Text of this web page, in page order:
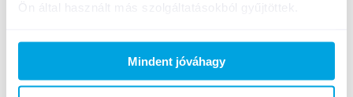
Mindent jóváhagy
Értesíts, ha olcsóbb!